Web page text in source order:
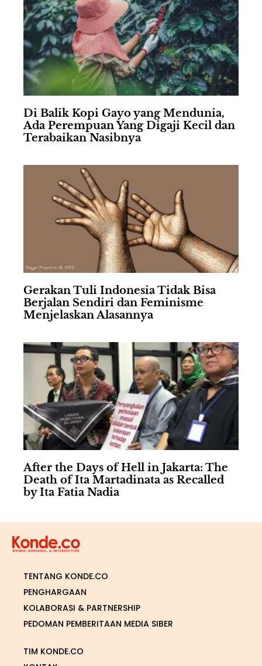
Di Balik Kopi Gayo yang Mendunia,
Ada Perempuan Yang Digaji Kecil dan
Terabaikan Nasibnya
Gerakan Tuli Indonesia Tidak Bisa
Berjalan Sendiri dan Feminisme
Menjelaskan Alasannya
After the Days of Hell in Jakarta: The
Death of Ita Martadinata as Recalled
by Ita Fatia Nadia
TENTANG KONDE.CO
PENGHARGAAN
KOLABORASI & PARTNERSHIP
PEDOMAN PEMBERITAAN MEDIA SIBER
TIM KONDE.CO